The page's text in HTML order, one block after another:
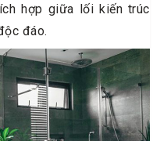
hợp giữa lối kiến trúc
đáo.